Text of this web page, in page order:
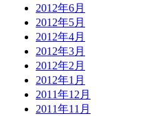
2012年6月
2012年5月
2012年4月
2012年3月
2012年2月
2012年1月
2011年12月
2011年11月